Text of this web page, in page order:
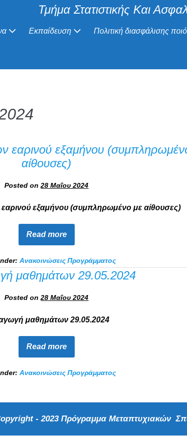
Τμήμα Στατιστικής Και
Εκπαίδευση Πολιτική διασφάλισης
εαρινού εξαμήνου
αίθουσες)
Posted on 28 Μαΐου 2024
εξαμήνου (συμπληρωμένο με αίθουσες)
Read more
Ανακοινώσεις Προγράμματος
μαθημάτων 29.05.2024
Posted on 28 Μαΐου 2024
μαθημάτων 29.05.2024
Read more
Ανακοινώσεις Προγράμματος
- 2023 Πρόγραμμα Μεταπτυχιακών